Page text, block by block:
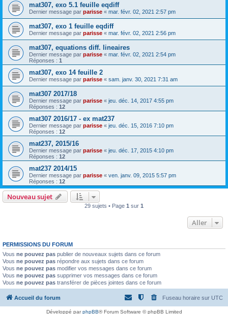
mat307, exo 5.1 feuille eqdiff
Dernier message par parisse « mar. févr. 02, 2021 2:57 pm
mat307, exo 1 feuille eqdiff
Dernier message par parisse « mar. févr. 02, 2021 2:56 pm
mat307, equations diff. lineaires
Dernier message par parisse « mar. févr. 02, 2021 2:54 pm
Réponses : 1
mat307, exo 14 feuille 2
Dernier message par parisse « sam. janv. 30, 2021 7:31 am
mat307 2017/18
Dernier message par parisse « jeu. déc. 14, 2017 4:55 pm
Réponses : 12
mat307 2016/17 - ex mat237
Dernier message par parisse « jeu. déc. 15, 2016 7:10 pm
Réponses : 12
mat237, 2015/16
Dernier message par parisse « jeu. déc. 17, 2015 4:10 pm
Réponses : 12
mat237 2014/15
Dernier message par parisse « ven. janv. 09, 2015 5:57 pm
Réponses : 12
Nouveau sujet
29 sujets • Page 1 sur 1
Aller
PERMISSIONS DU FORUM
Vous ne pouvez pas publier de nouveaux sujets dans ce forum
Vous ne pouvez pas répondre aux sujets dans ce forum
Vous ne pouvez pas modifier vos messages dans ce forum
Vous ne pouvez pas supprimer vos messages dans ce forum
Vous ne pouvez pas transférer de pièces jointes dans ce forum
Accueil du forum Fuseau horaire sur UTC
Développé parphpBB® Forum Software © phpBB Limited